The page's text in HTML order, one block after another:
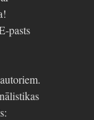
pasts